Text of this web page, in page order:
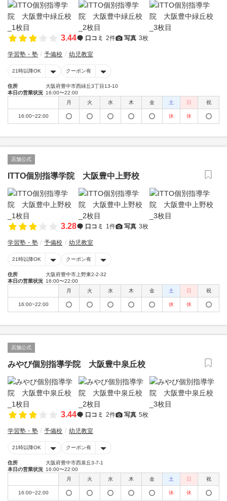
3.44 口コミ 2件 写真 3枚
学習塾・塾 予備校 幼児教室
21時以降OK クーポン有
住所
大阪府豊中市西緑丘3丁目13-10
本日の営業状況 16:00〜22:00
月
火 水 木 金 土 日 祝
16:00~22:00 休 休
店舗公式
ITTO個別指導学院 大阪豊中上野校
3.28 口コミ 1件 写真 3枚
学習塾・塾 予備校 幼児教室
21時以降OK クーポン有
住所
大阪府豊中市上野東2-2-32
本日の営業状況 16:00〜22:00
月
火 水 木 金 土 日 祝
16:00~22:00 休 休
店舗公式
みやび個別指導学院 大阪豊中泉丘校
3.44 口コミ 2件 写真 5枚
学習塾・塾 予備校 幼児教室
21時以降OK クーポン有
住所
大阪府豊中市西泉丘3-7-1
本日の営業状況 16:00〜22:00
月
火 水 木 金 土 日 祝
16:00~22:00 休 休